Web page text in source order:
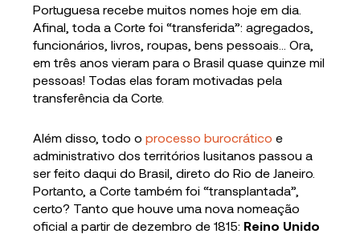
Portuguesa recebe muitos nomes hoje em dia.
Afinal, toda a Corte foi “transferida”: agregados,
funcionários, livros, roupas, bens pessoais… Ora,
em três anos vieram para o Brasil quase quinze mil
pessoas! Todas elas foram motivadas pela
transferência da Corte.
Além disso, todo oprocesso burocrático e
administrativo dos territórios lusitanos passou a
ser feito daqui do Brasil, direto do Rio de Janeiro.
Portanto, a Corte também foi “transplantada”,
certo? Tanto que houve uma nova nomeação
oficial a partir de dezembro de 1815: Reino Unido